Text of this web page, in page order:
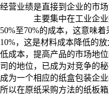
经营业绩是直接到企业的市场
主要集中在工业企业
50%至70%的成本，这意味
10%，这是材料成本降低的
低成本，提高产品的市场地
司的地位，已成为对竞争的
成为一个相应的纸盒包装企
所以在原纸采购方法的纸板